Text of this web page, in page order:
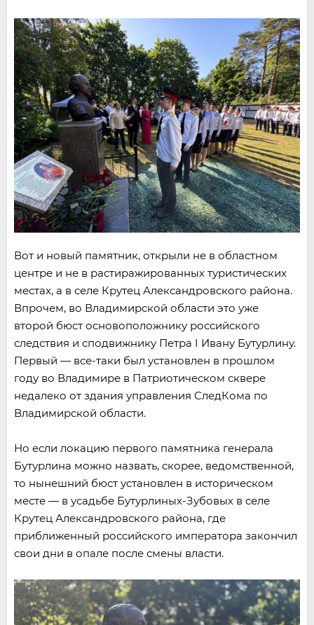
Вот и новый памятник, открыли не в областном
центре и не в растиражированных туристических
местах, а в селе Крутец Александровского района.
Впрочем, во Владимирской области это уже
второй бюст основоположнику российского
следствия и сподвижнику Петра I Ивану Бутурлину.
Первый — все-таки был установлен в прошлом
году во Владимире в Патриотическом сквере
недалеко от здания управления СледКома по
Владимирской области.
Но если локацию первого памятника генерала
Бутурлина можно назвать, скорее, ведомственной,
то нынешний бюст установлен в историческом
месте — в усадьбе Бутурлиных-Зубовых в селе
Крутец Александровского района, где
приближенный российского императора закончил
свои дни в опале после смены власти.